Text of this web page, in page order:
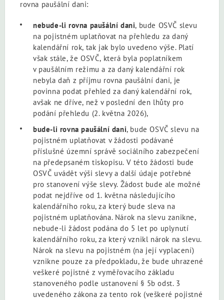
rovna paušální dani:
nebude-li rovna paušální dani, bude OSVČ slevu
na pojistném uplatňovat na přehledu za daný
kalendářní rok, tak jak bylo uvedeno výše. Platí
však stále, že OSVČ, která byla poplatníkem
v paušálním režimu a za daný kalendářní rok
nebyla daň z příjmu rovna paušální dani, je
povinna podat přehled za daný kalendářní rok,
avšak ne dříve, než v poslední den lhůty pro
podání přehledu (2. května 2026),
bude-li rovna paušální dani, bude OSVČ slevu na
pojistném uplatňovat v žádosti podávané
příslušné územní správě sociálního zabezpečení
na předepsaném tiskopisu. V této žádosti bude
OSVČ uvádět výši slevy a další údaje potřebné
pro stanovení výše slevy. Žádost bude ale možné
podat nejdříve od 1. května následujícího
kalendářního roku, za který bude sleva na
pojistném uplatňována. Nárok na slevu zanikne,
nebude-li žádost podána do 5 let po uplynutí
kalendářního roku, za který vznikl nárok na slevu.
Nárok na slevu na pojistném (na její vyplacení)
vznikne pouze za předpokladu, že bude uhrazené
veškeré pojistné z vyměřovacího základu
stanoveného podle ustanovení § 5b odst. 3
uvedeného zákona za tento rok (veškeré pojistné